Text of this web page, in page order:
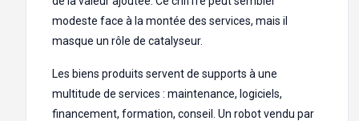
modeste face à la montée des services, mais il
masque un rôle de catalyseur.
Les biens produits servent de supports à une
multitude de services : maintenance, logiciels,
financement, formation, conseil. Un robot vendu par